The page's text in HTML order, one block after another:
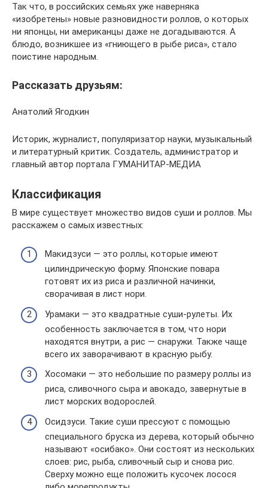
Так что, в российских семьях уже наверняка
«изобретены» новые разновидности роллов, о которых
ни японцы, ни американцы даже не догадываются. А
блюдо, возникшее из «гниющего в рыбе риса», стало
поистине народным.
Рассказать друзьям:
Анатолий Ягодкин
Историк, журналист, популяризатор науки, музыкальный
и литературный критик. Создатель, администратор и
главный автор портала ГУМАНИТАР-МЕДИА
Классификация
В мире существует множество видов суши и роллов. Мы
расскажем о самых известных:
Макидзуси — это роллы, которые имеют
цилиндрическую форму. Японские повара
готовят их из риса и различной начинки,
сворачивая в лист нори.
Урамаки — это квадратные суши-рулеты. Их
особенность заключается в том, что нори
находятся внутри, а рис — снаружи. Также чаще
всего их заворачивают в красную рыбу.
Хосомаки — это небольшие по размеру роллы из
риса, сливочного сыра и авокадо, завернутые в
лист морских водорослей.
Осидзуси. Такие суши прессуют с помощью
специального бруска из дерева, который обычно
называют «осибако». Они состоят из нескольких
слоев: рис, рыба, сливочный сыр и снова рис.
Сверху можно еще положить кусочек лосося